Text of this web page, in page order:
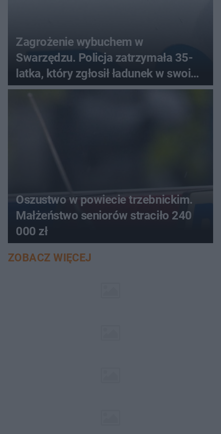
Zagrożenie wybuchem w
Swarzędzu. Policja zatrzymała 35-
latka, który zgłosił ładunek w swoim
aucie
Oszustwo w powiecie trzebnickim.
Małżeństwo seniorów straciło 240
000 zł
ZOBACZ WIĘCEJ